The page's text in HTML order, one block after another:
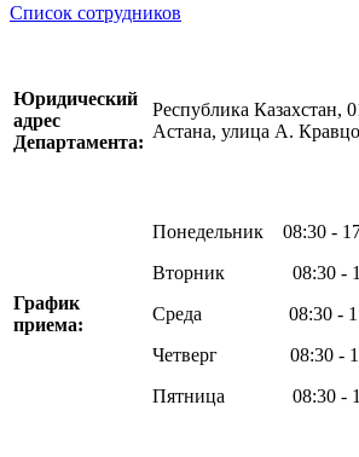
Список сотрудников
Юридический
адрес
Департамента:
Республика Казахстан,
Астана, улица А.
График
приема:
Понедельник 08:30 -
Вторник 08:30 -
Среда 08:30 -
Четверг 08:30 -
Пятница 08:30 -